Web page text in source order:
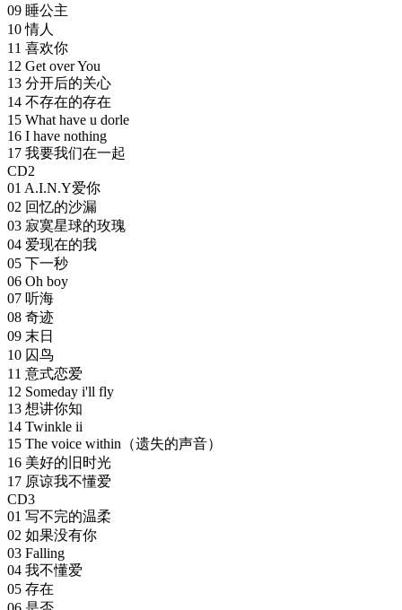
09 睡公主
10 情人
11 喜欢你
12 Get over You
13 分开后的关心
14 不存在的存在
15 What have u dorle
16 I have nothing
17 我要我们在一起
CD2
01 A.I.N.Y爱你
02 回忆的沙漏
03 寂寞星球的玫瑰
04 爱现在的我
05 下一秒
06 Oh boy
07 听海
08 奇迹
09 末日
10 囚鸟
11 意式恋爱
12 Someday i'll fly
13 想讲你知
14 Twinkle ii
15 The voice within（遗失的声音）
16 美好的旧时光
17 原谅我不懂爱
CD3
01 写不完的温柔
02 如果没有你
03 Falling
04 我不懂爱
05 存在